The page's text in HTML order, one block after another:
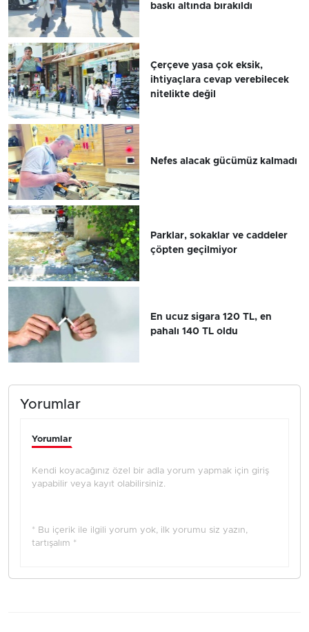
baskı altında bırakıldı
Çerçeve yasa çok eksik,
ihtiyaçlara cevap verebilecek
nitelikte değil
Nefes alacak gücümüz kalmadı
Parklar, sokaklar ve caddeler
çöpten geçilmiyor
En ucuz sigara 120 TL, en
pahalı 140 TL oldu
Yorumlar
Yorumlar
Kendi koyacağınız özel bir adla yorum yapmak için giriş
yapabilir veya kayıt olabilirsiniz.
* Bu içerik ile ilgili yorum yok, ilk yorumu siz yazın,
tartışalım *